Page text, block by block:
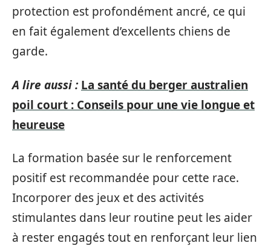
protection est profondément ancré, ce qui
en fait également d’excellents chiens de
garde.
A lire aussi : La santé du berger australien
poil court : Conseils pour une vie longue et
heureuse
La formation basée sur le renforcement
positif est recommandée pour cette race.
Incorporer des jeux et des activités
stimulantes dans leur routine peut les aider
à rester engagés tout en renforçant leur lien